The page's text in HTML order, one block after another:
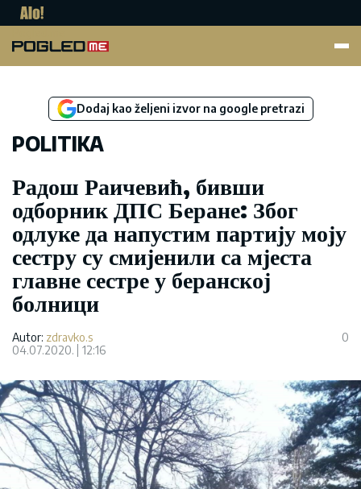
Dodaj kao željeni izvor na google pretrazi
POLITIKA
Радош Раичевић, бивши
одборник ДПС Беране: Због
одлуке да напустим партију моју
сестру су смијенили са мјеста
главне сестре у беранској
болници
Autor: zdravko.s
04.07.2020.
12:16
0